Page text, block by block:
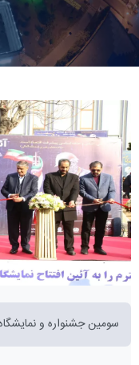
سومین جشنواره و